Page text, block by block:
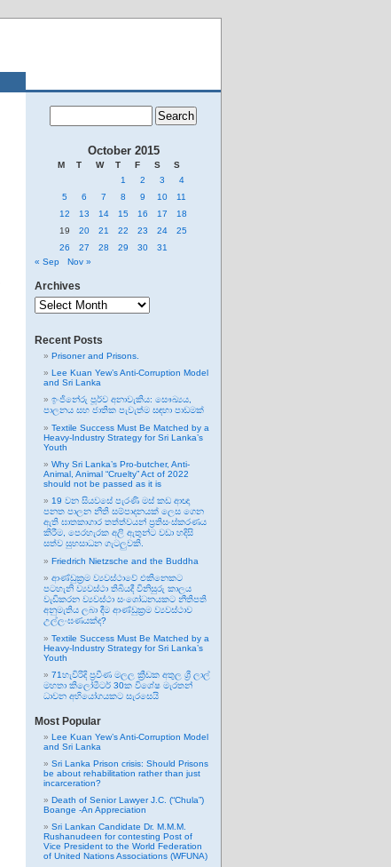
October 2015
M T W T F S
S
1
2 3
4
5
6 7 8 9 10
11
12
13 14 15 16 17
18
19
20 21 22 23 24
25
26
27 28 29 30
31
« Sep
Nov »
Archives
Archives
Recent Posts
Prisoner and Prisons.
Lee Kuan Yew’s Anti-Corruption Model
and Sri Lanka
ඉංජිනේරු පූර්ව අනාවැකිය: සෞඛ්‍යය,
පාලනය සහ ජාතික පැවැත්ම සඳහා පාඩමක්
Textile Success Must Be Matched by a
Heavy-Industry Strategy for Sri Lanka’s
Youth
Why Sri Lanka’s Pro-butcher, Anti-
Animal, Animal “Cruelty” Act of 2022
should not be passed as it is
19 වන සියවසේ පැරණි මස් කඩ ආඥා
පනත පාලන නීති සම්පාදනයක් ලෙස ගෙන
ඇති ඝාතකාගාර තත්ත්වයන් ප්‍රතිසංස්කරණය
කිරීම, පෙරහැරක අලි ඇතුන්ට වඩා හදිසි
සත්ව සුභසාධන ගැටලුවකි.
Friedrich Nietzsche and the Buddha
ආණ්ඩුක්‍රම ව්‍යවස්ථාවේ එකිනෙකට
පටහැනි ව්‍යවස්ථා තිබියදී විනිසුරු කාලය
වැඩිකරන ව්‍යවස්ථා සංශෝධනයකට නීතිපති
අනුමැතිය ලබා දීම ආණ්ඩුක්‍රම ව්‍යවස්ථාව
උල්ලංඝණයක්ද?
Textile Success Must Be Matched by a
Heavy-Industry Strategy for Sri Lanka’s
Youth
71හැවිරිදි ප්‍රවීණ මලල ක්‍රීඩක අතුල ශ්‍රී ලාල්
මහතා කිලෝමීටර් 30ක විශේෂ මැරතන්
ධාවන අභියෝගයකට සැරසෙයි
Most Popular
Lee Kuan Yew’s Anti-Corruption Model
and Sri Lanka
Sri Lanka Prison crisis: Should Prisons
be about rehabilitation rather than just
incarceration?
Death of Senior Lawyer J.C. (“Chula”)
Boange -An Appreciation
Sri Lankan Candidate Dr. M.M.M.
Rushanudeen for contesting Post of
Vice President to the World Federation
of United Nations Associations (WFUNA)